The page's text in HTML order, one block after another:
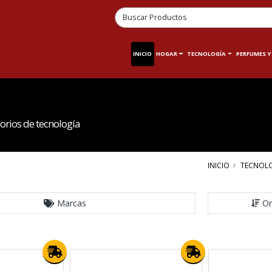
INICIO HOGAR TECNOLOGÍA PERFUMES
de tecnología
INICIO
Marcas